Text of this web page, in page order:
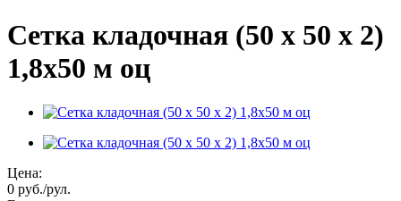
Сетка кладочная (50 x 50 x 2)
1,8x50 м оц
Цена:
0 руб./рул.